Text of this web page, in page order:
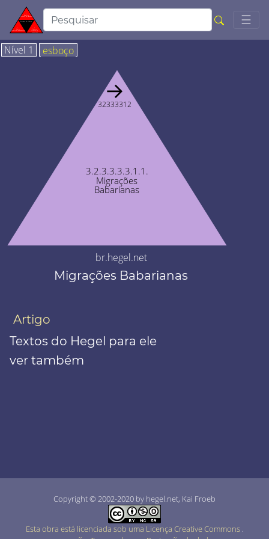
☰
Nível 1 esboço
3.2.3.3.3.3.1.1.
Migrações
Babarianas
→
32333312
br.hegel.net
Migrações Babarianas
Artigo
Textos do Hegel para ele
ver também
Copyright © 2002-2020 by hegel.net, Kai Froeb
Esta obra está licenciada sob uma Licença Creative Commons .